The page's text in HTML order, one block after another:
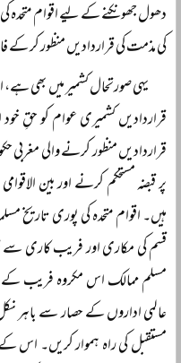
دھول جھونکنے کے لیے اقوام متحدہ
کی مذمت کی قراردادیں منظور کر
یہی صورتحال کشمیر میں بھی ہے،
قراردادیں کشمیری عوام کو حقِ
قراردادیں منظور کرنے والی
پر قبضہ مستحکم کرنے اور بین
ہیں۔ اقوام متحدہ کی پوری
قسم کی مکاری اور فریب کاری
مسلم ممالک اس مکروہ فریب کے
عالمی اداروں کے حصار سے باہر
مستقبل کی راہ ہموار کریں۔ اس